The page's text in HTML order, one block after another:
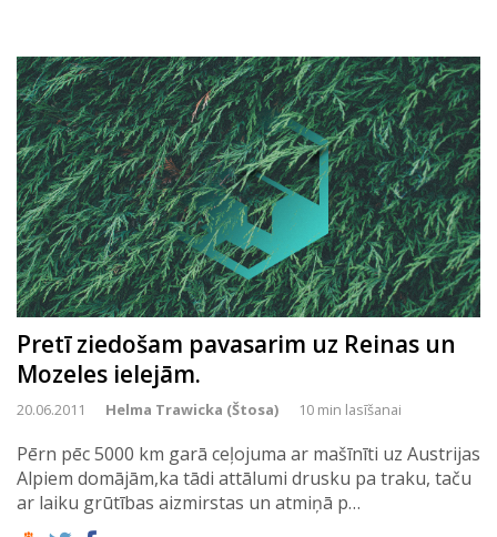
Pretī ziedošam pavasarim uz Reinas un
Mozeles ielejām.
20.06.2011 Helma Trawicka (Štosa) 10 min lasīšanai
Pērn pēc 5000 km garā ceļojuma ar mašīnīti uz Austrijas
Alpiem domājām,ka tādi attālumi drusku pa traku, taču
ar laiku grūtības aizmirstas un atmiņā p…